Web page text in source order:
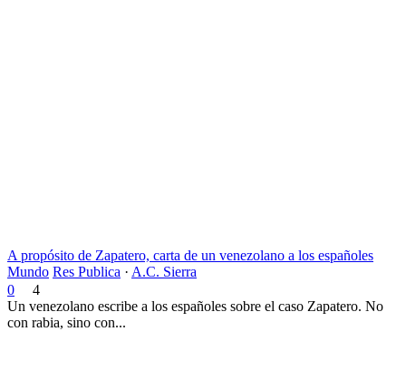
A propósito de Zapatero, carta de un venezolano a los españoles
Mundo Res Publica · A.C. Sierra
0
4
Un venezolano escribe a los españoles sobre el caso Zapatero. No
con rabia, sino con...